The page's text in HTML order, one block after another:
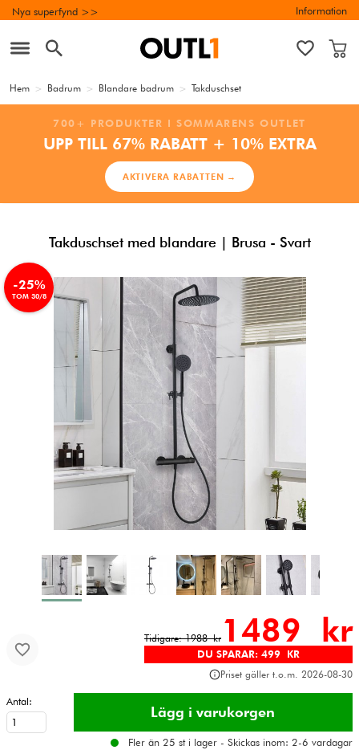
Nya superfynd >> Information
Hem > Badrum > Blandare badrum > Takduschset
700+ PRODUKTER I SOMMARENS OUTLET
UPP TILL 67% RABATT + 10% EXTRA
AKTIVERA RABATTEN →
Takduschset med blandare | Brusa - Svart
-25%
TOM 30/8
Tidigare: 1988 kr 1489 kr
DU SPARAR: 499 KR
Priset gäller t.o.m. 2026-08-30
Antal:
Fler än 25 st i lager - Skickas inom: 2-6 vardagar